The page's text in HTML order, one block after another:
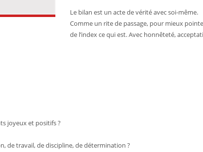
Le bilan est un acte de vérité avec soi-même.
Comme un rite de passage, pour mieux
de l’index ce qui est. Avec honnêteté,
joyeux et positifs ?
de travail, de discipline, de détermination ?